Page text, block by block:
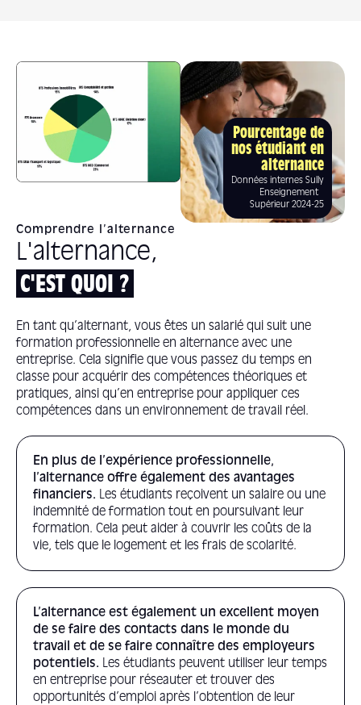
Pourcentage de
nos étudiant en
alternance
Données internes Sully
Enseignement
Supérieur 2024-25
Comprendre l’alternance
L'alternance,
C'EST QUOI ?
En tant qu’alternant, vous êtes un salarié qui suit une
formation professionnelle en alternance avec une
entreprise. Cela signifie que vous passez du temps en
classe pour acquérir des compétences théoriques et
pratiques, ainsi qu’en entreprise pour appliquer ces
compétences dans un environnement de travail réel.
En plus de l’expérience professionnelle,
l’alternance offre également des avantages
financiers. Les étudiants reçoivent un salaire ou une
indemnité de formation tout en poursuivant leur
formation. Cela peut aider à couvrir les coûts de la
vie, tels que le logement et les frais de scolarité.
L’alternance est également un excellent moyen
de se faire des contacts dans le monde du
travail et de se faire connaître des employeurs
potentiels. Les étudiants peuvent utiliser leur temps
en entreprise pour réseauter et trouver des
opportunités d’emploi après l’obtention de leur